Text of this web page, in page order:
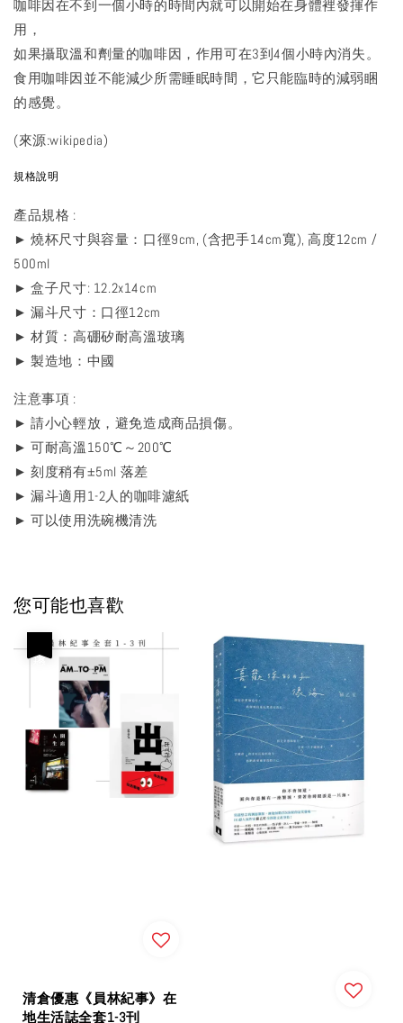
咖啡因在不到一個小時的時間內就可以開始在身體裡發揮作
用，
如果攝取溫和劑量的咖啡因，作用可在3到4個小時內消失。
食用咖啡因並不能減少所需睡眠時間，它只能臨時的減弱睏
的感覺。
(來源:wikipedia)
規格說明
產品規格 :
► 燒杯尺寸與容量：口徑9cm, (含把手14cm寬), 高度12cm /
500ml
► 盒子尺寸: 12.2x14cm
► 漏斗尺寸：口徑12cm
► 材質：高硼矽耐高溫玻璃
► 製造地：中國
注意事項 :
► 請小心輕放，避免造成商品損傷。
► 可耐高溫150℃～200℃
► 刻度稍有±5ml 落差
► 漏斗適用1-2人的咖啡濾紙
► 可以使用洗碗機清洗
您可能也喜歡
清倉優惠《員林紀事》在
地生活誌全套1-3刊